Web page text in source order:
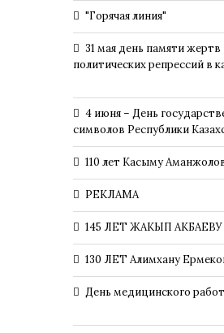
"Горячая линия"
31 мая день памяти жертв
политических репрессий в
4 июня – День
символов Республики
110 лет Касыму
РЕКЛАМА
145 ЛЕТ ЖАКЫП АКБАЕВУ
130 ЛЕТ Алимхану
День медицинского